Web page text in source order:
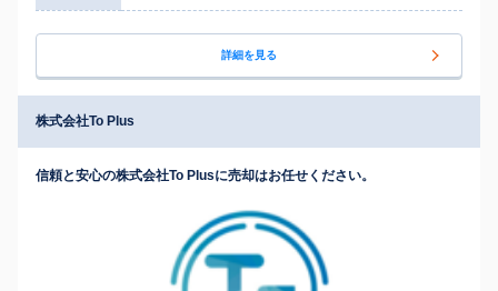
詳細を見る
株式会社To Plus
信頼と安心の株式会社To Plusに売却はお任せください。